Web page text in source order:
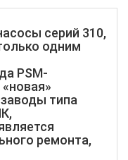
серий 310,
одним
PSM-
типа
ремонта,